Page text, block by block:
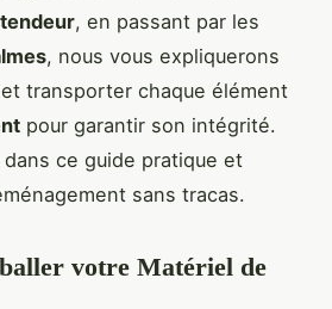
, en passant par les
, nous vous expliquerons
transporter chaque élément
pour garantir son intégrité.
ce guide pratique et
sans tracas.
votre Matériel de